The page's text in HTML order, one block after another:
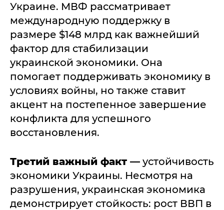
Украине. МВФ рассматривает
международную поддержку в
размере $148 млрд как важнейший
фактор для стабилизации
украинской экономики. Она
помогает поддерживать экономику в
условиях войны, но также ставит
акцент на постепенное завершение
конфликта для успешного
восстановления.
Третий важный факт — устойчивость
экономики Украины. Несмотря на
разрушения, украинская экономика
демонстрирует стойкость: рост ВВП в